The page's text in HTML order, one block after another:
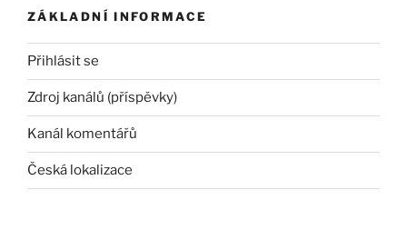
ZÁKLADNÍ INFORMACE
Přihlásit se
Zdroj kanálů (příspěvky)
Kanál komentářů
Česká lokalizace